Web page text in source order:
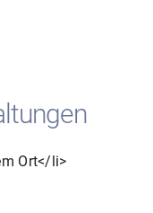
Ort</li>